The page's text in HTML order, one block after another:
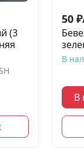
(3
50 ₽
В
В